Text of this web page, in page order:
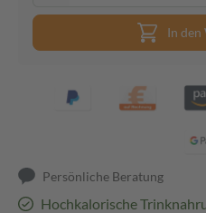
In den
Persönliche Beratung
Hochkalorische